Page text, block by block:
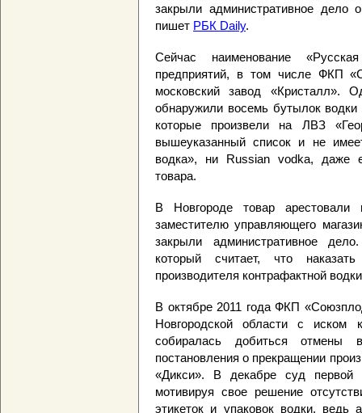
закрыли административное дело
пишет РБК Daily.
Сейчас наименование
предприятий, в том числе ФКП
московский завод «Кристалл».
обнаружили восемь бутылок водки
которые произвели на ЛВЗ
вышеуказанный список и не
водка», ни Russian vodka, даже
товара.
В Новгороде товар арестовали
заместителю управляющего
закрыли административное
который считает, что
производителя контрафактной
В октябре 2011 года ФКП
Новгородской области с
собиралась добиться отмены
постановления о прекращении
«Дикси». В декабре суд первой
мотивируя свое решение
этикеток и упаковок водки,